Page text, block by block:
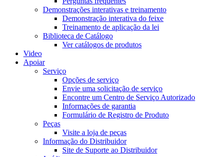
Demonstrações interativas e treinamento
Demonstração interativa do feixe
Treinamento de aplicação da lei
Biblioteca de Catálogo
Ver catálogos de produtos
Video
Apoiar
Serviço
Opções de serviço
Envie uma solicitação de serviço
Encontre um Centro de Serviço Autorizado
Informações de garantia
Formulário de Registro de Produto
Peças
Visite a loja de peças
Informação do Distribuidor
Site de Suporte ao Distribuidor